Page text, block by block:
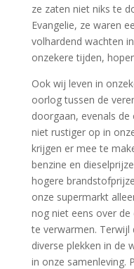
ze zaten niet niks te
Evangelie, ze waren
volhardend wachten
onzekere tijden,
Ook wij leven in
oorlog tussen de
doorgaan, evenals
niet rustiger op in
krijgen er mee te
benzine en
hogere
onze supermarkt
nog niet eens over
te verwarmen.
diverse plekken in de
in onze samenleving.